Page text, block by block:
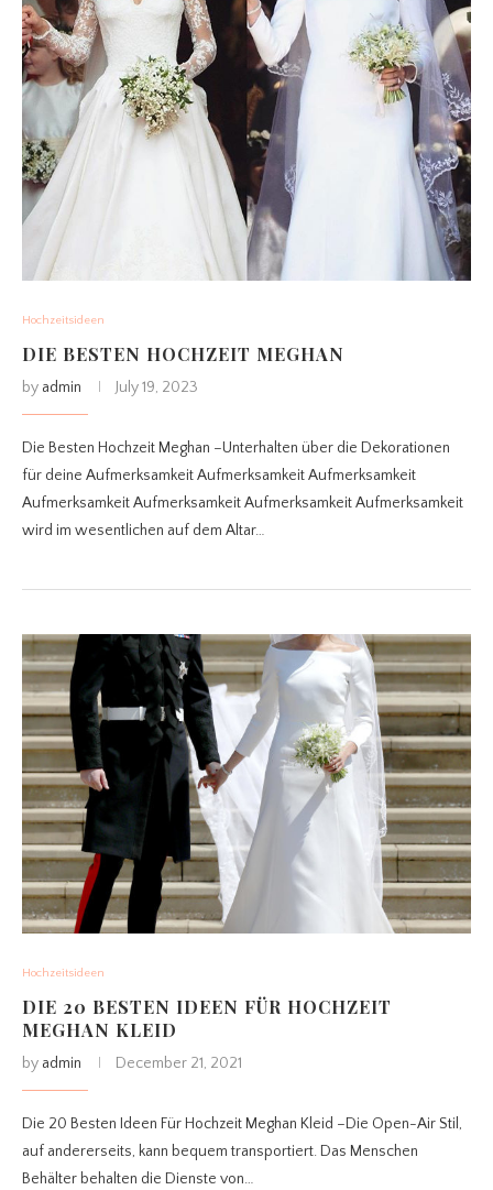
Hochzeitsideen
DIE BESTEN HOCHZEIT MEGHAN
by admin July 19, 2023
Die Besten Hochzeit Meghan –Unterhalten über die Dekorationen
für deine Aufmerksamkeit Aufmerksamkeit Aufmerksamkeit
Aufmerksamkeit Aufmerksamkeit Aufmerksamkeit Aufmerksamkeit
wird im wesentlichen auf dem Altar…
Hochzeitsideen
DIE 20 BESTEN IDEEN FÜR HOCHZEIT
MEGHAN KLEID
by admin December 21, 2021
Die 20 Besten Ideen Für Hochzeit Meghan Kleid –Die Open-Air Stil,
auf andererseits, kann bequem transportiert. Das Menschen
Behälter behalten die Dienste von…